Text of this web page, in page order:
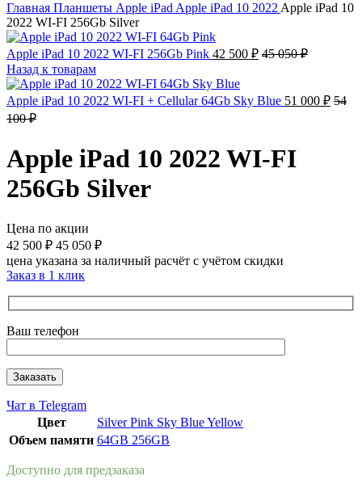
Главная Планшеты Apple iPad Apple iPad 10 2022 Apple iPad 10
2022 WI-FI 256Gb Silver
Apple iPad 10 2022 WI-FI 256Gb Pink 42 500 ₽ 45 050₽
Назад к товарам
Apple iPad 10 2022 WI-FI + Cellular 64Gb Sky Blue 51 000 ₽ 54
100₽
Apple iPad 10 2022 WI-FI
256Gb Silver
Цена по акции
42 500 ₽ 45 050 ₽
цена указана за наличный расчёт с учётом скидки
Заказ в 1 клик
Ваш телефон
Чат в Telegram
Цвет
SilverPink Sky BlueYellow
Объем памяти 64GB 256GB
Доступно для предзаказа